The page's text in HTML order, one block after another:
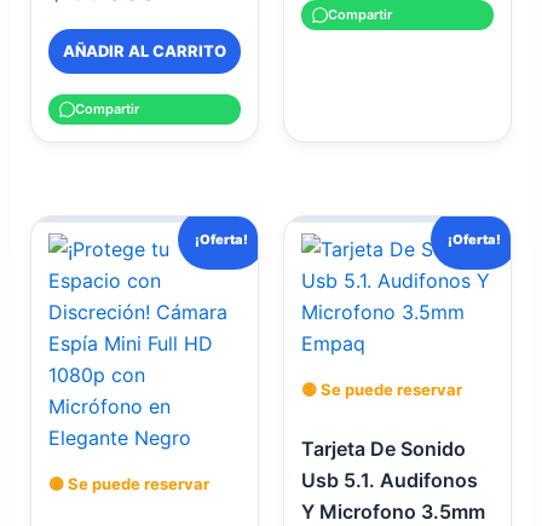
AÑADIR AL CARRITO
Compartir
Compartir
¡Oferta!
🟡 Se puede reservar
El
precio
original
era:
$ 90.000.
El
precio
actual
es:
$ 50.000.
¡Oferta!
🟡 Se puede reservar
Tarjeta De Sonido
Usb 5.1. Audifonos
Y Microfono 3.5mm
El
precio
original
era:
El
precio
actual
es: